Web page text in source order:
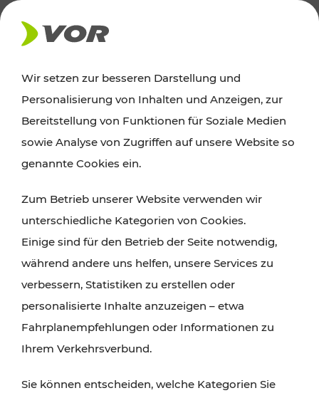
AKTUELLES
Ausflugstipps
Wien, Niederösterreich und das Burgenland
Wanderungen, Kultur und Gastronomie,
Radtouren oder purer Naturgenuss – viele
Attraktionen sind mit den Ticket- und Fahrplan-
Angeboten des VOR gut und schnell erreichbar.
Wir setzen zur besseren Darstellung und
Personalisierung von Inhalten und Anzeigen, zur
Bereitstellung von Funktionen für Soziale Medien
sowie Analyse von Zugriffen auf unsere Website so
genannte Cookies ein.
Zum Betrieb unserer Website verwenden wir
unterschiedliche Kategorien von Cookies.
Einige sind für den Betrieb der Seite notwendig,
während andere uns helfen, unsere Services zu
verbessern, Statistiken zu erstellen oder
personalisierte Inhalte anzuzeigen – etwa
Fahrplanempfehlungen oder Informationen zu
Ihrem Verkehrsverbund.
Sie können entscheiden, welche Kategorien Sie